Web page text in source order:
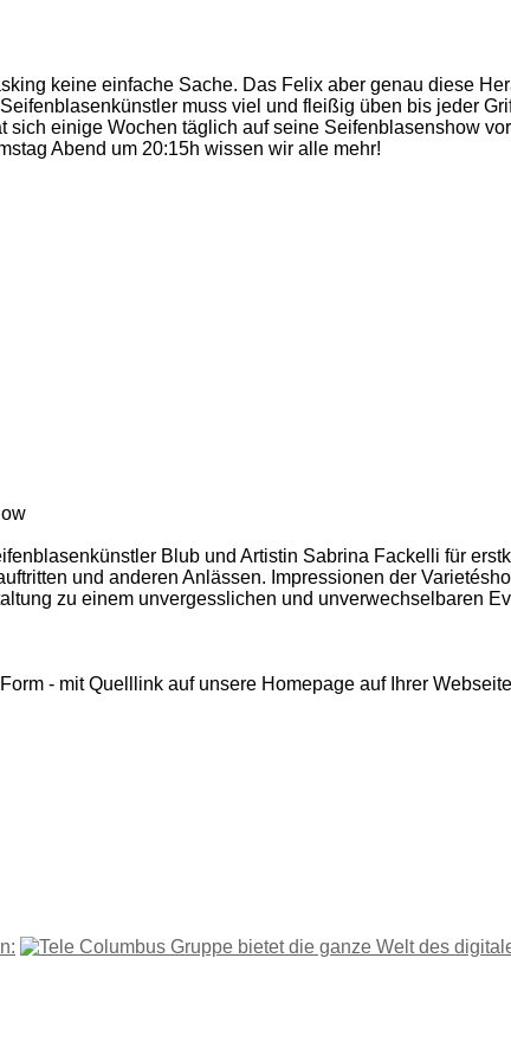
keine einfache Sache. Das Felix aber genau diese
muss viel und fleißig üben bis jeder
einige Wochen täglich auf seine Seifenblasenshow
Abend um 20:15h wissen wir alle mehr!
Blub und Artistin Sabrina Fackelli für
und anderen Anlässen. Impressionen der
zu einem unvergesslichen und unverwechselbaren
- mit Quelllink auf unsere Homepage auf Ihrer